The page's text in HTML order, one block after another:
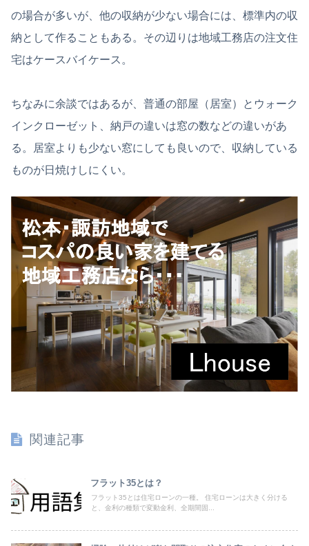
の場合が多いが、他の収納が少ない場合には、標準内の収
納として作ることもある。その辺りは地域工務店の注文住
宅はケースバイケース。
ちなみに余談ではあるが、普通の部屋（居室）とウォーク
インクローゼット、納戸の違いは窓の数などの違いがあ
る。居室よりも少ない窓にしても良いので、収納している
ものが日焼けしにくい。
関連記事
フラット35とは？
フラット35とは住宅ローンの一種。 住宅ローンは大きく分ける
と、金利の種類で変動金利、全期間固...